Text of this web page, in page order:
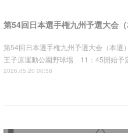
第54回日本選手権九州予選大会（
第54回日本選手権九州予選大会（本
王子原運動公園野球場 11：45開始予
2026.05.20 00:58